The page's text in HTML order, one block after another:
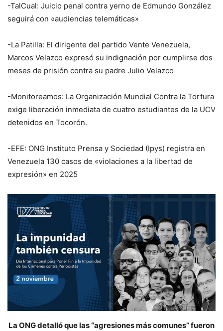
-TalCual: Juicio penal contra yerno de Edmundo González
seguirá con «audiencias telemáticas»
-La Patilla: El dirigente del partido Vente Venezuela,
Marcos Velazco expresó su indignación por cumplirse dos
meses de prisión contra su padre Julio Velazco
-Monitoreamos: La Organización Mundial Contra la Tortura
exige liberación inmediata de cuatro estudiantes de la UCV
detenidos en Tocorón.
-EFE: ONG Instituto Prensa y Sociedad (Ipys) registra en
Venezuela 130 casos de «violaciones a la libertad de
expresión» en 2025
La ONG detalló que las “agresiones más comunes” fueron